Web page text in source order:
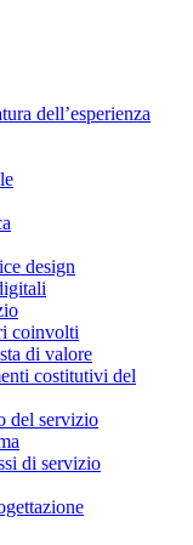
dell’esperienza
design
coinvolti
di valore
costitutivi del
del servizio
di servizio